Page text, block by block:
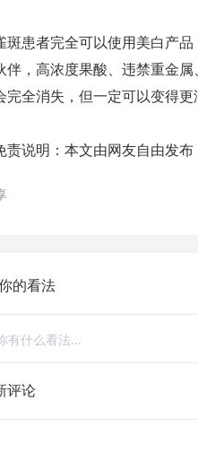
者完全可以使用美白产品
伴，高浓度果酸、违禁重金
完全消失，但一定可以变得更
明：本文由网友自由发布
的看法
评论